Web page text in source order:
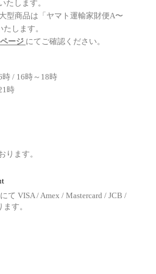
たします。
型商品は「ヤマト運輸家財便A〜
します。
ージ にてご確認ください。
/ 16時～18時
時
ります。
て VISA / Amex / Mastercard / JCB /
す。